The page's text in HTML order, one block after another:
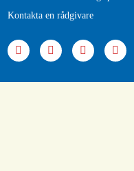
Kontakta en rådgivare